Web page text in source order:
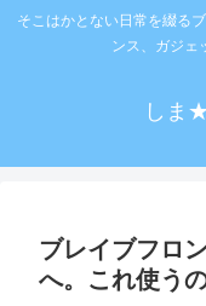
そこはかとない日常を綴る
ンス、ガジェ
しま
ブレイブフロ
へ。これ使う